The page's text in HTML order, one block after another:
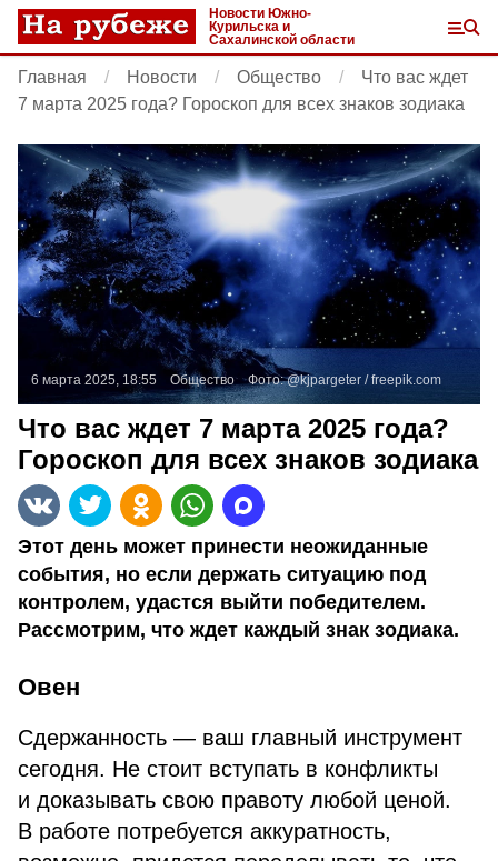
Новости Южно-
Курильска и
Сахалинской области
Главная Новости Общество
Что вас ждет
7 марта 2025 года? Гороскоп для всех знаков зодиака
6 марта 2025, 18:55 Общество Фото:@kjpargeter /freepik.com
Что вас ждет 7 марта 2025 года?
Гороскоп для всех знаков зодиака
Этот день может принести неожиданные
события, но если держать ситуацию под
контролем, удастся выйти победителем.
Рассмотрим, что ждет каждый знак зодиака.
Овен
Сдержанность — ваш главный инструмент
сегодня. Не стоит вступать в конфликты
и доказывать свою правоту любой ценой.
В работе потребуется аккуратность,